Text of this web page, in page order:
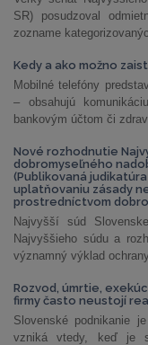
SR) posudzoval
zozname
Kedy a ako možno
Mobilné telefóny
– obsahujú
bankovým účtom či
Nové rozhodnutie
dobromyseľného
(Publikovaná
uplatňovaniu zásady
prostredníctvom
Najvyšší súd
Najvyššieho súdu a
významný výklad
Rozvod, úmrtie,
firmy často neustojí
Slovenské podnikanie
vzniká vtedy, keď je